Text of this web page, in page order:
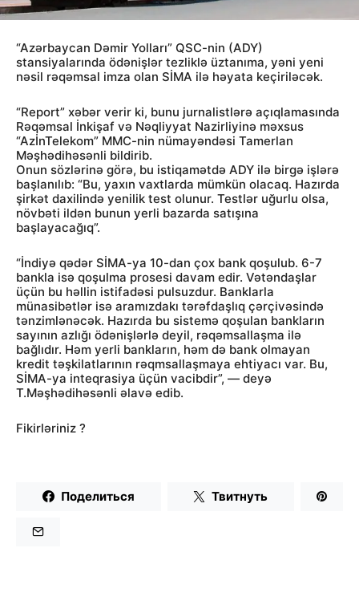
“Azərbaycan Dəmir Yolları” QSC-nin (ADY)
stansiyalarında ödənişlər tezliklə üztanıma, yəni yeni
nəsil rəqəmsal imza olan SİMA ilə həyata keçiriləcək.
“Report” xəbər verir ki, bunu jurnalistlərə açıqlamasında
Rəqəmsal İnkişaf və Nəqliyyat Nazirliyinə məxsus
“AzİnTelekom” MMC-nin nümayəndəsi Tamerlan
Məşhədihəsənli bildirib.
Onun sözlərinə görə, bu istiqamətdə ADY ilə birgə işlərə
başlanılıb: “Bu, yaxın vaxtlarda mümkün olacaq. Hazırda
şirkət daxilində yenilik test olunur. Testlər uğurlu olsa,
növbəti ildən bunun yerli bazarda satışına
başlayacağıq”.
“İndiyə qədər SİMA-ya 10-dan çox bank qoşulub. 6-7
bankla isə qoşulma prosesi davam edir. Vətəndaşlar
üçün bu həllin istifadəsi pulsuzdur. Banklarla
münasibətlər isə aramızdakı tərəfdaşlıq çərçivəsində
tənzimlənəcək. Hazırda bu sistemə qoşulan bankların
sayının azlığı ödənişlərlə deyil, rəqəmsallaşma ilə
bağlıdır. Həm yerli bankların, həm də bank olmayan
kredit təşkilatlarının rəqmsallaşmaya ehtiyacı var. Bu,
SİMA-ya inteqrasiya üçün vacibdir”, — deyə
T.Məşhədihəsənli əlavə edib.
Fikirləriniz ?
Поделиться Твитнуть